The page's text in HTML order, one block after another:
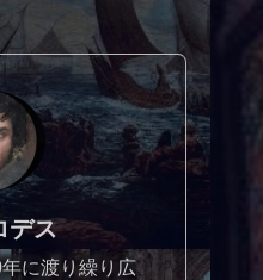
デス
に渡り繰り広